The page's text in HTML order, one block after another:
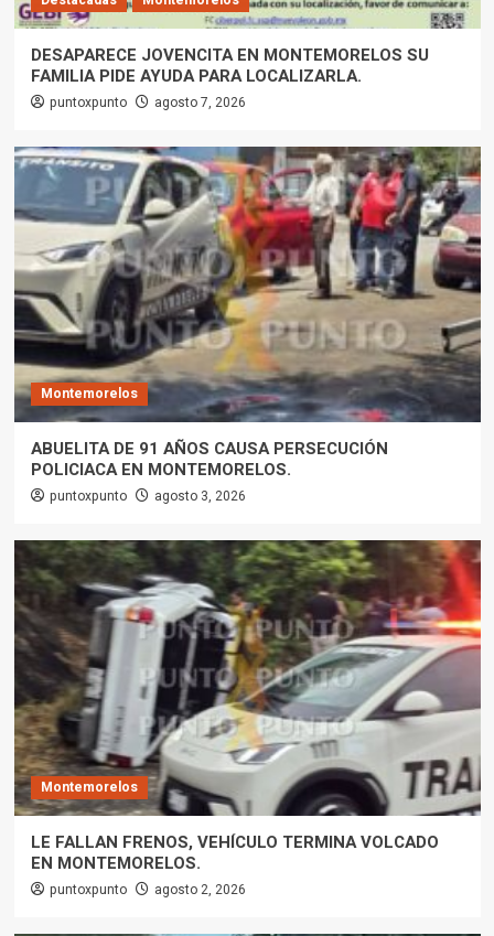
DESAPARECE JOVENCITA EN MONTEMORELOS SU
FAMILIA PIDE AYUDA PARA LOCALIZARLA.
puntoxpunto agosto 7, 2026
Montemorelos
ABUELITA DE 91 AÑOS CAUSA PERSECUCIÓN
POLICIACA EN MONTEMORELOS.
puntoxpunto agosto 3, 2026
Montemorelos
LE FALLAN FRENOS, VEHÍCULO TERMINA VOLCADO
EN MONTEMORELOS.
puntoxpunto agosto 2, 2026